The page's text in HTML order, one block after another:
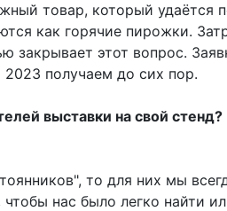
товар, который удаётся
как горячие пирожки.
закрывает этот вопрос.
2023 получаем до сих пор.
выставки на свой
то для них мы
нас было легко найти